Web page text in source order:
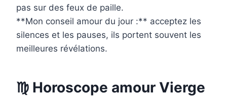
pas sur des feux de paille.
**Mon conseil amour du jour :** acceptez les
silences et les pauses, ils portent souvent les
meilleures révélations.
♍ Horoscope amour Vierge